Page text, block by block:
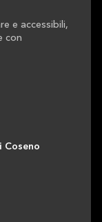
e accessibili,
con